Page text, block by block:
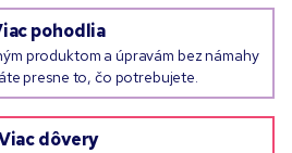
pohodlia
produktom a úpravám bez námahy
presne to, čo potrebujete.
dôvery